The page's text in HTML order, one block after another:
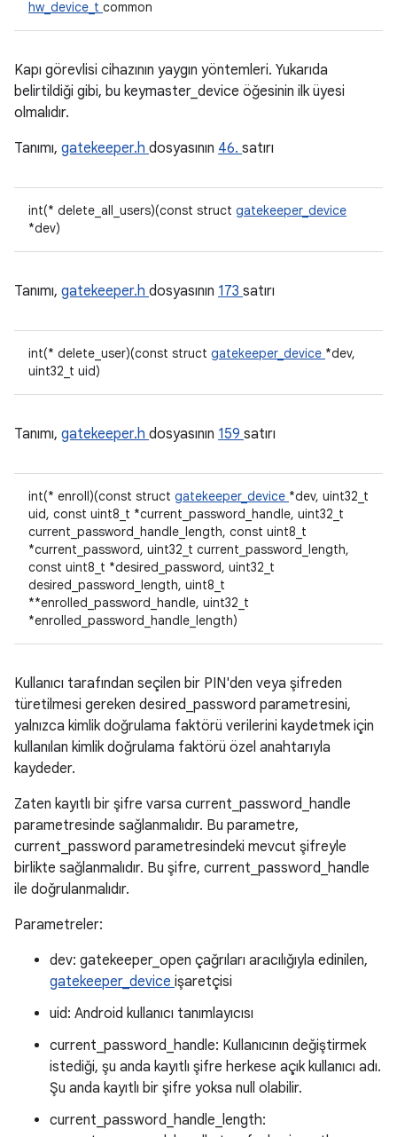
hw_device_t common
Kapı görevlisi cihazının yaygın yöntemleri. Yukarıda
belirtildiği gibi, bu keymaster_device öğesinin ilk üyesi
olmalıdır.
Tanımı, gatekeeper.h dosyasının 46. satırı
int(* delete_all_users)(const struct gatekeeper_device
*dev)
Tanımı, gatekeeper.h dosyasının 173 satırı
int(* delete_user)(const struct gatekeeper_device *dev,
uint32_t uid)
Tanımı, gatekeeper.h dosyasının 159 satırı
int(* enroll)(const struct gatekeeper_device *dev, uint32_t
uid, const uint8_t *current_password_handle, uint32_t
current_password_handle_length, const uint8_t
*current_password, uint32_t current_password_length,
const uint8_t *desired_password, uint32_t
desired_password_length, uint8_t
**enrolled_password_handle, uint32_t
*enrolled_password_handle_length)
Kullanıcı tarafından seçilen bir PIN'den veya şifreden
türetilmesi gereken desired_password parametresini,
yalnızca kimlik doğrulama faktörü verilerini kaydetmek için
kullanılan kimlik doğrulama faktörü özel anahtarıyla
kaydeder.
Zaten kayıtlı bir şifre varsa current_password_handle
parametresinde sağlanmalıdır. Bu parametre,
current_password parametresindeki mevcut şifreyle
birlikte sağlanmalıdır. Bu şifre, current_password_handle
ile doğrulanmalıdır.
Parametreler:
dev: gatekeeper_open çağrıları aracılığıyla edinilen,
gatekeeper_device işaretçisi
uid: Android kullanıcı tanımlayıcısı
current_password_handle: Kullanıcının değiştirmek
istediği, şu anda kayıtlı şifre herkese açık kullanıcı adı.
Şu anda kayıtlı bir şifre yoksa null olabilir.
current_password_handle_length: